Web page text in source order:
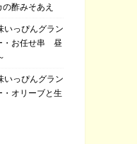
酢みそあえ
っぴんグラン
・お任せ串 昼
っぴんグラン
オリーブと生